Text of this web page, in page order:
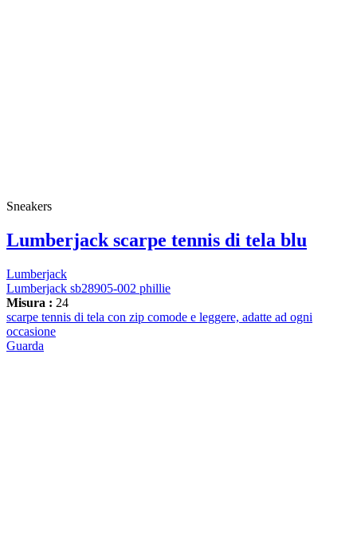
Sneakers
Lumberjack scarpe tennis di tela blu
Lumberjack
Lumberjack sb28905-002 phillie
Misura : 24
scarpe tennis di tela con zip comode e leggere, adatte ad ogni
occasione
Guarda